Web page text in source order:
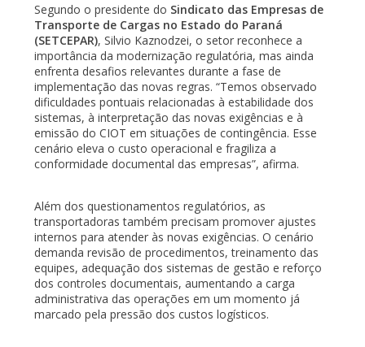
Segundo o presidente do Sindicato das Empresas de
Transporte de Cargas no Estado do Paraná
(SETCEPAR), Silvio Kaznodzei, o setor reconhece a
importância da modernização regulatória, mas ainda
enfrenta desafios relevantes durante a fase de
implementação das novas regras. “Temos observado
dificuldades pontuais relacionadas à estabilidade dos
sistemas, à interpretação das novas exigências e à
emissão do CIOT em situações de contingência. Esse
cenário eleva o custo operacional e fragiliza a
conformidade documental das empresas”, afirma.
Além dos questionamentos regulatórios, as
transportadoras também precisam promover ajustes
internos para atender às novas exigências. O cenário
demanda revisão de procedimentos, treinamento das
equipes, adequação dos sistemas de gestão e reforço
dos controles documentais, aumentando a carga
administrativa das operações em um momento já
marcado pela pressão dos custos logísticos.